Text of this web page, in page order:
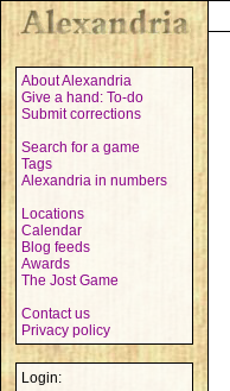
About Alexandria
Give a hand: To-do
Submit corrections
Search for a game
Tags
Alexandria in numbers
Locations
Calendar
Blog feeds
Awards
The Jost Game
Contact us
Privacy policy
Login: